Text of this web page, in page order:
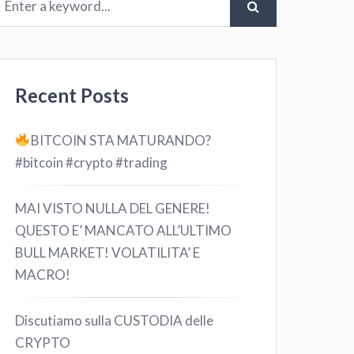
Recent Posts
BITCOIN STA MATURANDO?
#bitcoin #crypto #trading
MAI VISTO NULLA DEL GENERE!
QUESTO E’ MANCATO ALL’ULTIMO
BULL MARKET! VOLATILITA’ E
MACRO!
Discutiamo sulla CUSTODIA delle
CRYPTO